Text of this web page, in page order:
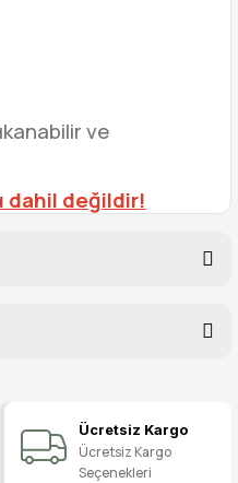
ve
dahil değildir!
Yaz Ücretsiz Kargo
Ücretsiz Kargo
Seçenekleri